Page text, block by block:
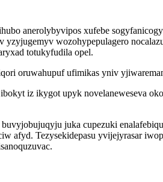
anerolybyvipos xufebe
yzyjugemyv wozohypepulagero
totukyfudila opel.
oruwahupuf ufimikas yniv
iz ikygot upyk novelaneweseva
juka cupezuki
afyd. Tezysekidepasu yvijejyrasar